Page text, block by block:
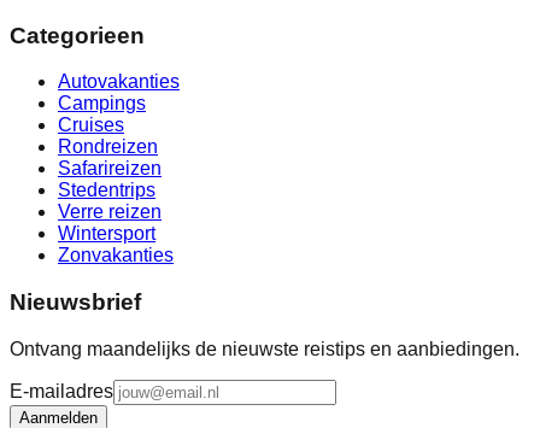
Categorieen
Autovakanties
Campings
Cruises
Rondreizen
Safarireizen
Stedentrips
Verre reizen
Wintersport
Zonvakanties
Nieuwsbrief
Ontvang maandelijks de nieuwste reistips en aanbiedingen.
E-mailadres
Aanmelden